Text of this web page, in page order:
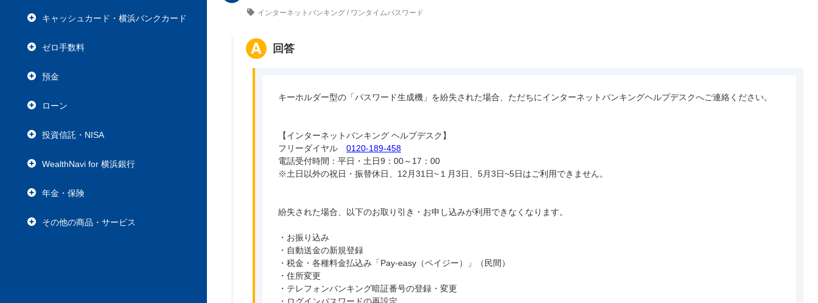
キャッシュカード・横浜バンクカード
ゼロ手数料
預金
ローン
投資信託・NISA
WealthNavi for 横浜銀行
年金・保険
その他の商品・サービス
インターネットバンキング /ワンタイムパスワード
回答
キーホルダー型の「パスワード生成機」を紛失された場合、ただちにインターネットバンキングヘルプデスクへご連絡ください。
【インターネットバンキング ヘルプデスク】
フリーダイヤル 0120-189-458
電話受付時間：平日・土日9：00～17：00
※土日以外の祝日・振替休日、12月31日~１月3日、5月3日~5日はご利用できません。
紛失された場合、以下のお取り引き・お申し込みが利用できなくなります。
・お振り込み
・自動送金の新規登録
・税金・各種料金払込み「Pay-easy（ペイジー）」（民間）
・住所変更
・テレフォンバンキング暗証番号の登録・変更